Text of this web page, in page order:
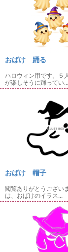
おばけ 踊る
ハロウィン用です。５
が楽しそうに踊ってい...
おばけ 帽子
閲覧ありがとうござい
は、おばけのイラス...